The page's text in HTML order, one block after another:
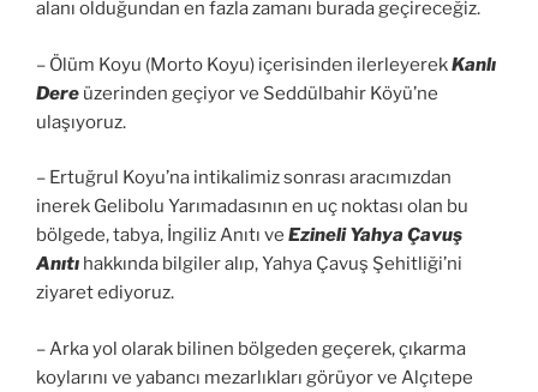
alanı olduğundan en fazla zamanı burada geçireceğiz.
– Ölüm Koyu (Morto Koyu) içerisinden ilerleyerekKanlı
Dere üzerinden geçiyor ve Seddülbahir Köyü’ne
ulaşıyoruz.
– Ertuğrul Koyu’na intikalimiz sonrası aracımızdan
inerek Gelibolu Yarımadasının en uç noktası olan bu
bölgede, tabya, İngiliz Anıtı ve Ezineli Yahya Çavuş
Anıtı hakkında bilgiler alıp, Yahya Çavuş Şehitliği’ni
ziyaret ediyoruz.
– Arka yol olarak bilinen bölgeden geçerek, çıkarma
koylarını ve yabancı mezarlıkları görüyor ve Alçıtepe